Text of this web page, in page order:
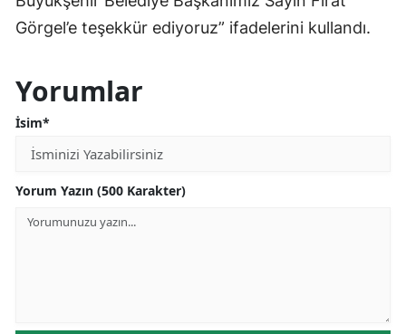
Görgel’e teşekkür ediyoruz” ifadelerini kullandı.
Yorumlar
İsim*
Yorum Yazın (500 Karakter)